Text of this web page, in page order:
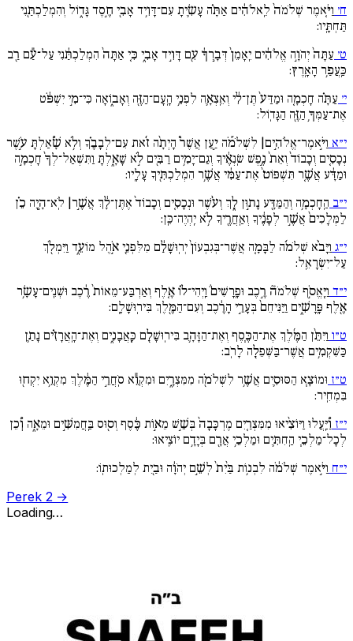
ח׳ וַיֹּ֚אמֶר שְׁלֹמֹה֙ לֵֽאלֹהִ֔ים אַתָּ֗ה עָשִׂ֛יתָ עִם־דָּוִ֥יד אָבִ֖י חֶ֣סֶד גָּד֑וֹל וְהִמְלַכְתַּ֖נִי
תַּחְתָּֽיו:
ט׳ עַתָּה֙ יְהֹוָ֣ה אֱלֹהִ֔ים יֵֽאָמֵן֙ דְּבָ֣רְךָ֔ עִ֖ם דָּוִ֣יד אָבִ֑י כִּ֚י אַתָּה֙ הִמְלַכְתַּ֔נִי עַל־עַ֕ם רַ֖ב
כַּֽעֲפַ֥ר הָאָֽרֶץ:
י׳ עַתָּ֗ה חָכְמָ֚ה וּמַדַּע֙ תֶּן־לִ֔י וְאֵֽצְאָ֛ה לִפְנֵ֥י הָֽעָם־הַזֶּ֖ה וְאָב֑וֹאָה כִּי־מִ֣י יִשְׁפֹּ֔ט
אֶת־עַמְּךָ֥ הַזֶּ֖ה הַגָּדֽוֹל:
י״א וַיֹּ֣אמֶר־אֱלֹהִ֣ים| לִשְׁלֹמֹ֡ה יַ֣עַן אֲשֶׁר֩ הָיְתָ֨ה זֹ֜את עִם־לְבָבֶ֗ךָ וְלֹ֥א שָׁ֠אַלְתָּ עֹ֣שֶׁר
נְכָסִ֚ים וְכָבוֹד֙ וְאֵת֙ נֶ֣פֶשׁ שֽׂנְאֶ֔יךָ וְגַם־יָמִ֥ים רַבִּ֖ים לֹ֣א שָׁאָ֑לְתָּ וַתִּשְׁאַל־לְךָ֙ חָכְמָ֣ה
וּמַדָּ֔ע אֲשֶׁ֚ר תִּשְׁפּוֹט֙ אֶת־עַמִּ֔י אֲשֶׁ֥ר הִמְלַכְתִּ֖יךָ עָלָֽיו:
י״ב הַֽחָכְמָ֥ה וְהַמַּדָּ֖ע נָת֣וּן לָ֑ךְ וְעֹ֨שֶׁר וּנְכָסִ֚ים וְכָבוֹד֙ אֶתֶּן־לָ֔ךְ אֲשֶׁ֣ר| לֹֽא־הָ֣יָה כֵ֗ן
לַמְּלָכִים֙ אֲשֶׁ֣ר לְפָנֶ֔יךָ וְאַֽחֲרֶ֖יךָ לֹ֥א יִֽהְיֶה־כֵּֽן:
י״ג וַיָּבֹ֨א שְׁלֹמֹ֜ה לַבָּמָ֚ה אֲשֶׁר־בְּגִבְעוֹן֙ יְרֽוּשָׁלִַ֔ם מִלִּפְנֵ֖י אֹ֣הֶל מוֹעֵ֑ד וַיִּמְלֹ֖ךְ
עַל־יִשְׂרָאֵֽל:
י״ד וַיֶּֽאֱסֹ֣ף שְׁלֹמֹה֘ רֶ֣כֶב וּפָֽרָשִׁים֒ וַֽיְהִי־ל֗וֹ אֶ֚לֶף וְאַרְבַּע־מֵאוֹת֙ רֶ֔כֶב וּשְׁנֵֽים־עָשָׂ֥ר
אֶ֖לֶף פָּֽרָשִׁ֑ים וַיַּנִּיחֵם֙ בְּעָרֵ֣י הָרֶ֔כֶב וְעִם־הַמֶּ֖לֶךְ בִּירֽוּשָׁלִָֽם:
ט״ו וַיִּתֵּ֨ן הַמֶּ֜לֶךְ אֶת־הַכֶּ֧סֶף וְאֶת־הַזָּהָ֛ב בִּירֽוּשָׁלִַ֖ם כָּֽאֲבָנִ֑ים וְאֶת־הָֽאֲרָזִ֗ים נָתַ֛ן
כַּשִּׁקְמִ֥ים אֲשֶׁר־בַּשְּׁפֵלָ֖ה לָרֹֽב:
ט״ז וּמוֹצָ֧א הַסּוּסִ֛ים אֲשֶׁ֥ר לִשְׁלֹמֹ֖ה מִמִּצְרָ֑יִם וּמִקְוֵ֕א סֹֽחֲרֵ֣י הַמֶּ֔לֶךְ מִקְוֵ֥א יִקְח֖וּ
בִּמְחִֽיר:
י״ז וַ֠יַּֽעֲלוּ וַיּוֹצִ֨יאוּ מִמִּצְרַ֚יִם מֶרְכָּבָה֙ בְּשֵׁ֣שׁ מֵא֣וֹת כֶּ֔סֶף וְס֖וּס בַּֽחֲמִשִּׁ֣ים וּמֵאָ֑ה וְ֠כֵן
לְכָל־מַלְכֵ֧י הַֽחִתִּ֛ים וּמַלְכֵ֥י אֲרָ֖ם בְּיָדָ֥ם יוֹצִֽיאוּ:
י״ח וַיֹּ֣אמֶר שְׁלֹמֹ֔ה לִבְנ֥וֹת בַּ֙יִת֙ לְשֵׁ֣ם יְהֹוָ֔ה וּבַ֖יִת לְמַלְכוּתֽוֹ:
Perek 2 →
Loading…